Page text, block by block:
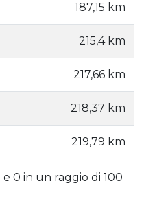
187,15 km
215,4 km
217,66 km
218,37 km
219,79 km
e 0 in un raggio di 100